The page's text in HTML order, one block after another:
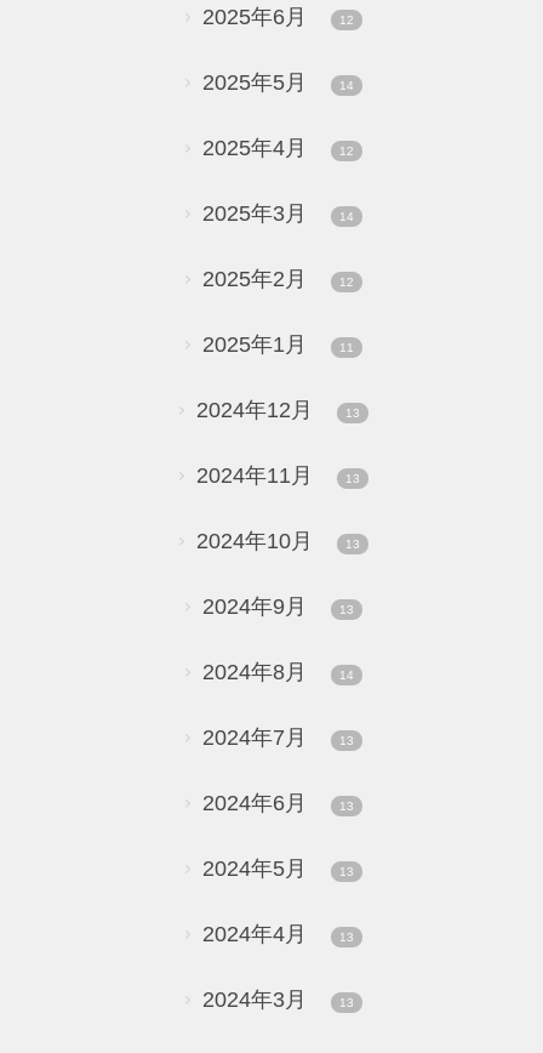
2025年6月 12
2025年5月 14
2025年4月 12
2025年3月 14
2025年2月 12
2025年1月 11
2024年12月 13
2024年11月 13
2024年10月 13
2024年9月 13
2024年8月 14
2024年7月 13
2024年6月 13
2024年5月 13
2024年4月 13
2024年3月 13